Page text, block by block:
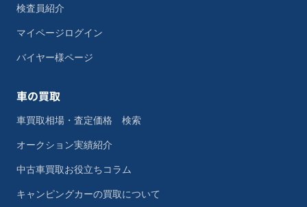
検査員紹介
マイページログイン
バイヤー様ページ
車の買取
車買取相場・査定価格 検索
オークション実績紹介
中古車買取お役立ちコラム
キャンピングカーの買取について